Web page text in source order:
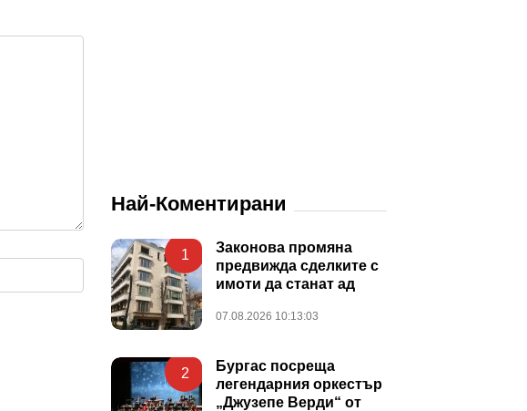
Най-Коментирани
1
Законова промяна
предвижда сделките с
имоти да станат ад
07.08.2026 10:13:03
2
Бургас посреща
легендарния оркестър
„Джузепе Верди“ от